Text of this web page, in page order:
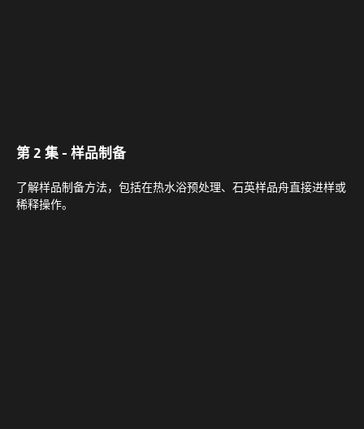
第 2 集 - 样品制备
了解样品制备方法，包括在热水浴预处理、石英样品舟直接进样或
稀释操作。